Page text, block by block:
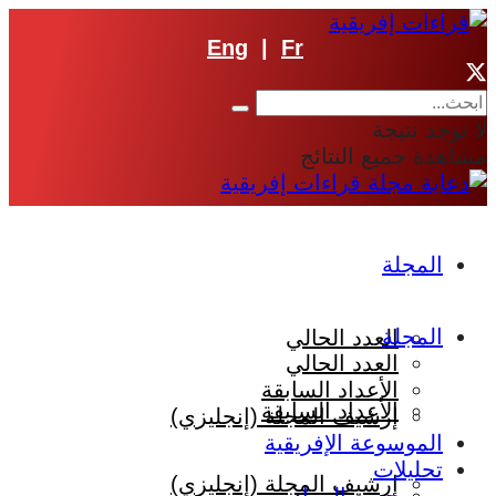
Eng Fr
لا توجد نتيجة
مشاهدة جميع النتائج
المجلة
العدد الحالي
الأعداد السابقة
إرشيف المجلة (إنجليزي)
المجلة
العدد الحالي
الأعداد السابقة
إرشيف المجلة (إنجليزي)
الموسوعة الإفريقية
تحليلات